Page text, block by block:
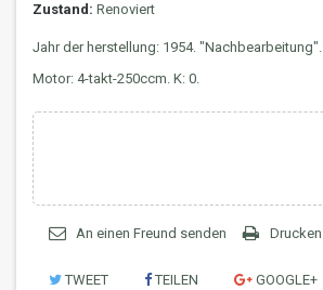
Zustand: Renoviert
Jahr der herstellung: 1954. "Nachbearbeitung".
Motor: 4-takt-250ccm. K: 0.
An einen Freund senden Drucken
TWEET TEILEN GOOGLE+